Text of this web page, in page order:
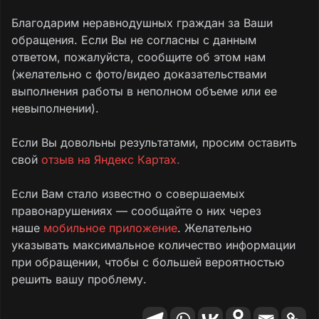
Благодарим неравнодушных граждан за Ваши
обращения. Если Вы не согласны с данным
ответом, пожалуйста, сообщите об этом нам
(желательно с фото/видео доказательствами
выполнения работы в неполном объеме или ее
невыполнении).
Если Вы довольны результатами, просим оставить
свой отзыв на Яндекс Картах.
Если Вам стало известно о совершаемых
правонарушениях — сообщайте о них через
наше мобильное приложение. Желательно
указывать максимальное количество информации
при обращении, чтобы с большей вероятностью
решить вашу проблему.